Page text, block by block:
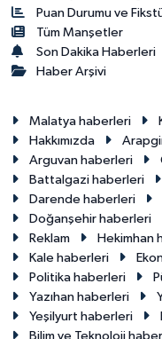
Puan Durumu ve
Tüm Manşetler
Son Dakika Haberleri
Haber Arşivi
Malatya haberleri
Hakkımızda
Arguvan haberleri
Battalgazi haberleri
Darende haberleri
Doğanşehir haberleri
Reklam
Hekimhan
Kale haberleri
Politika haberleri
Yazıhan haberleri
Yeşilyurt haberleri
Bilim ve Teknoloji